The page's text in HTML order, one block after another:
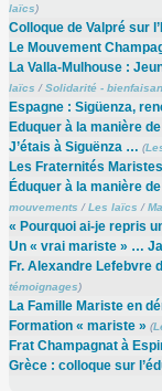
laïcs)
Colloque de Valpré sur
Le Mouvement
La Valla-Mulhouse :
laïcs /Solidarité -
Espagne : Sigüenza,
Eduquer à la manière
J’étais à Siguënza … (
Les Fraternités
Éduquer à la manière
mouvements /Les laïcs /
« Pourquoi ai-je repris
Un « vrai mariste » …
Fr. Alexandre Lefebvre
témoignages)
La Famille Mariste en
Formation « mariste » (
Frat Champagnat à
Grèce : colloque sur